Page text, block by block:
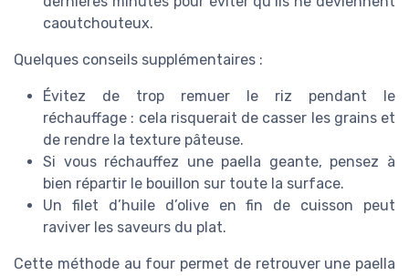
caoutchouteux.
Quelques conseils supplémentaires :
Évitez de trop remuer le riz pendant le
réchauffage : cela risquerait de casser les grains et
de rendre la texture pâteuse.
Si vous réchauffez une paella geante, pensez à
bien répartir le bouillon sur toute la surface.
Un filet d’huile d’olive en fin de cuisson peut
raviver les saveurs du plat.
Cette méthode au four permet de retrouver une paella